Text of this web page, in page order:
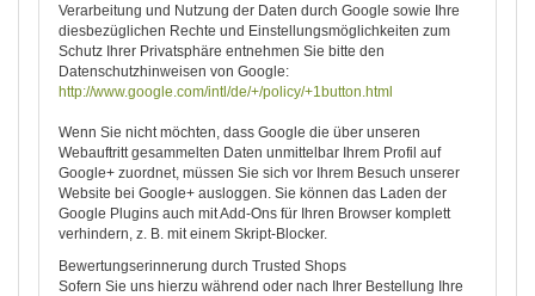
Verarbeitung und Nutzung der Daten durch Google sowie Ihre
diesbezüglichen Rechte und Einstellungsmöglichkeiten zum
Schutz Ihrer Privatsphäre entnehmen Sie bitte den
Datenschutzhinweisen von Google:
http://www.google.com/intl/de/+/policy/+1button.html
Wenn Sie nicht möchten, dass Google die über unseren
Webauftritt gesammelten Daten unmittelbar Ihrem Profil auf
Google+ zuordnet, müssen Sie sich vor Ihrem Besuch unserer
Website bei Google+ ausloggen. Sie können das Laden der
Google Plugins auch mit Add-Ons für Ihren Browser komplett
verhindern, z. B. mit einem Skript-Blocker.
Bewertungserinnerung durch Trusted Shops
Sofern Sie uns hierzu während oder nach Ihrer Bestellung Ihre